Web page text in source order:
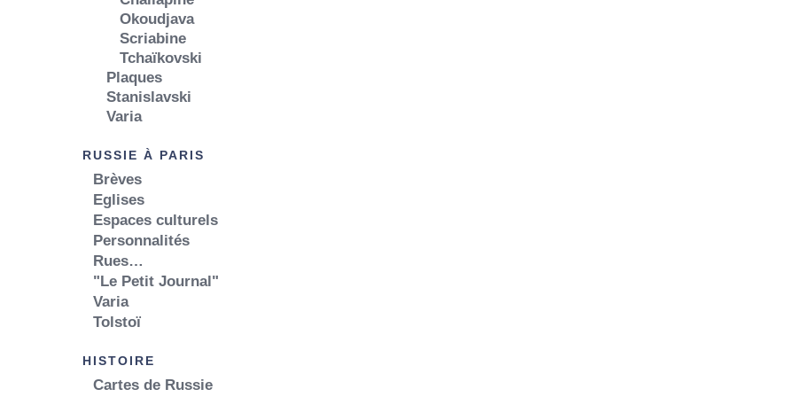
Okoudjava
Scriabine
Tchaïkovski
Plaques
Stanislavski
Varia
RUSSIE À PARIS
Brèves
Eglises
Espaces culturels
Personnalités
Rues…
"Le Petit Journal"
Varia
Tolstoï
HISTOIRE
Cartes de Russie